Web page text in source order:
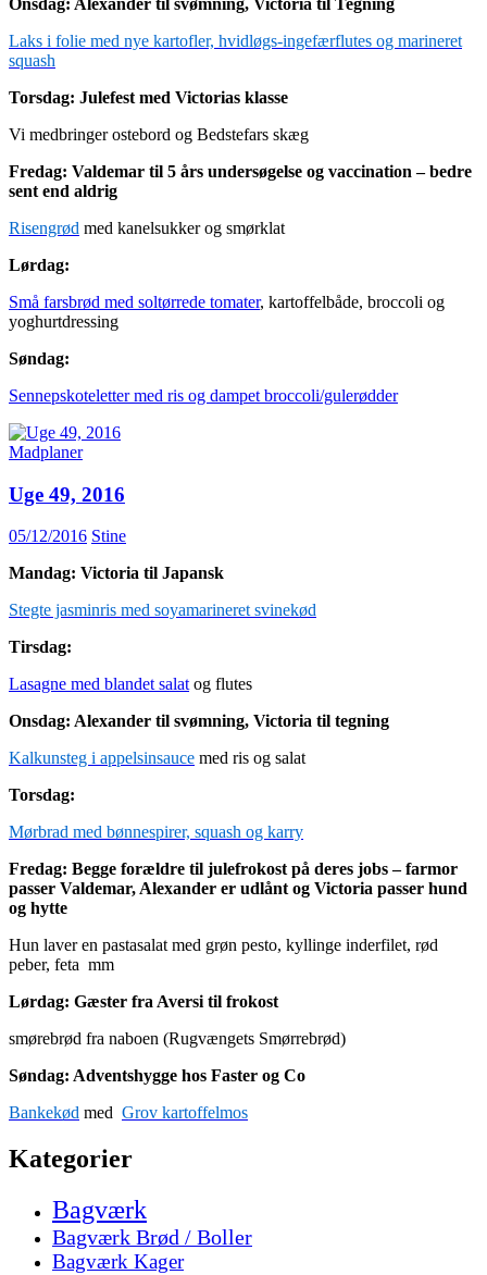
Onsdag: Alexander til svømning, Victoria til Tegning
Laks i folie med nye kartofler, hvidløgs-ingefærflutes og marineret
squash
Torsdag: Julefest med Victorias klasse
Vi medbringer ostebord og Bedstefars skæg
Fredag: Valdemar til 5 års undersøgelse og vaccination – bedre
sent end aldrig
Risengrød med kanelsukker og smørklat
Lørdag:
Små farsbrød med soltørrede tomater, kartoffelbåde, broccoli og
yoghurtdressing
Søndag:
Sennepskoteletter med ris og dampet broccoli/gulerødder
Madplaner
Uge 49, 2016
05/12/2016 Stine
Mandag: Victoria til Japansk
Stegte jasminris med soyamarineret svinekød
Tirsdag:
Lasagne med blandet salatog flutes
Onsdag: Alexander til svømning, Victoria til tegning
Kalkunsteg i appelsinsauce med ris og salat
Torsdag:
Mørbrad med bønnespirer, squash og karry
Fredag: Begge forældre til julefrokost på deres jobs – farmor
passer Valdemar, Alexander er udlånt og Victoria passer hund
og hytte
Hun laver en pastasalat med grøn pesto, kyllinge inderfilet, rød
peber, feta mm
Lørdag: Gæster fra Aversi til frokost
smørebrød fra naboen (Rugvængets Smørrebrød)
Søndag: Adventshygge hos Faster og Co
Bankekød med Grov kartoffelmos
Kategorier
Bagværk
Bagværk Brød / Boller
Bagværk Kager